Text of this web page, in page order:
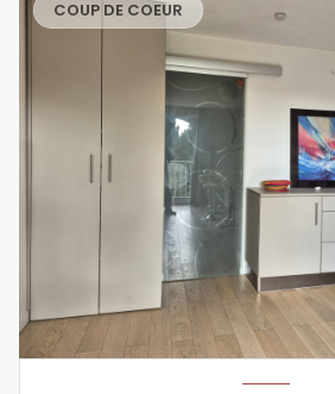
COUP DE COEUR